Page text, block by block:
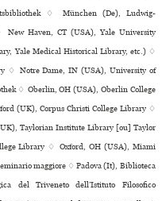
♢ München (De), Ludwig-
New Haven, CT (USA), Yale University
Yale Medical Historical Library, etc.) ♢
♢ Notre Dame, IN (USA), University of
♢ Oberlin, OH (USA), Oberlin College
(UK), Corpus Christi College Library ♢
Taylorian Institute Library [ou] Taylor
Library ♢ Oxford, OH (USA), Miami
mag­giore ♢ Padova (It), Biblioteca
del Triveneto dell’Istituto Filosofico